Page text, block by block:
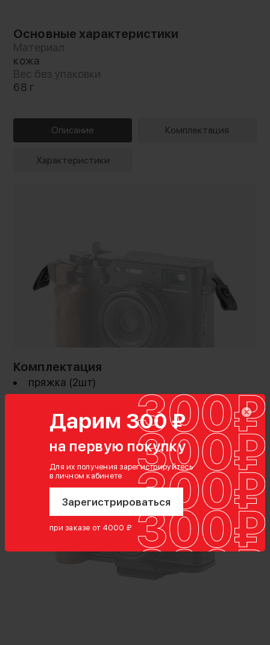
Дарим 300 ₽
на первую покупку
Для их получения зарегистрируйтесь
в личном кабинете
Зарегистрироваться
при заказе от 4000 ₽
Основные характеристики
Материал
кожа
Вес без упаковки
68 г
Описание Комплектация
Характеристики
Кожаные пряжки для плечевого ремня
крепятся к совместимым корпусам камер так
же, как и обычные ремни. С их помощью вы
сможете быстро закрепить ремень, подходит
для Tilta Shoulder Strap
Комплектация
пряжка (2шт)